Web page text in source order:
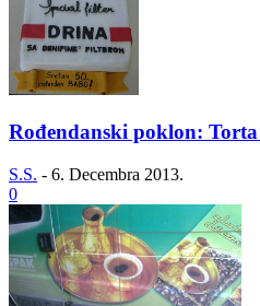
Rođendanski poklon:
S.S. - 6. Decembra 2013.
0